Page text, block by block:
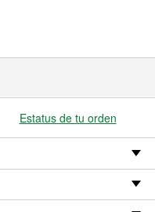
Estatus de tu orden